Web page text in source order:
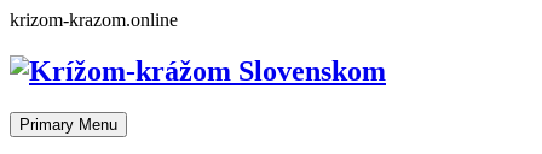
Skip
content
krizom-krazom.online
Primary Menu